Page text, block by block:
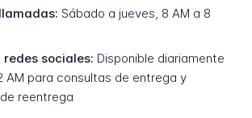
Sábado a jueves, 8 AM a 8
redes sociales: Disponible diariamente
AM para consultas de entrega y
reentrega